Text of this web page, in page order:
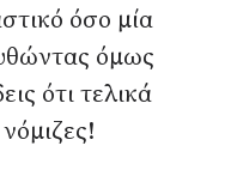
όσο μία
όμως
ότι τελικά